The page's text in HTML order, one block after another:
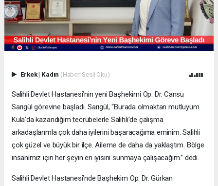
Erkek| Kadın (Haberi Sesli Oku)
Salihli Devlet Hastanesi’nin yeni Başhekimi Op. Dr. Cansu
Sarıgül görevine başladı. Sarıgül, “Burada olmaktan mutluyum.
Kula’da kazandığım tecrübelerle Salihli’de çalışma
arkadaşlarımla çok daha iyilerini başaracağıma eminim. Salihli
çok güzel ve büyük bir ilçe. Aileme de daha da yaklaştım. Bölge
insanımız için her şeyin en iyisini sunmaya çalışacağım.” dedi.
Salihli Devlet Hastanesi’nde Başhekim Op. Dr. Gürkan